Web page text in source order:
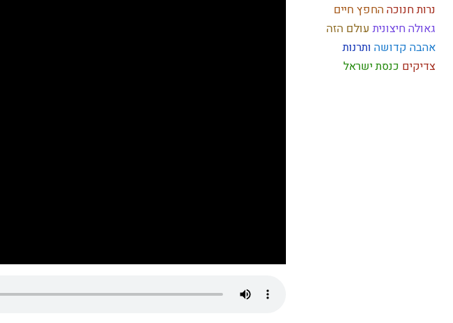
נרות חנוכההחפץ חיים
גאולה חיצונית עולם הזה
אהבה קדושה ותרנות
צדיקים כנסת ישראל